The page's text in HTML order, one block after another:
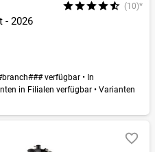
(10)*
- 2026
verfügbar • In
in Filialen verfügbar • Varianten